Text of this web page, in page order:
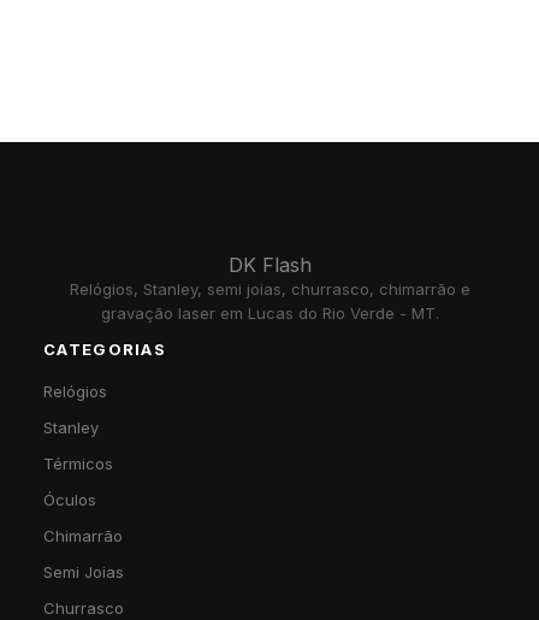
DK Flash
Relógios, Stanley, semi joias, churrasco, chimarrão e
gravação laser em Lucas do Rio Verde - MT.
CATEGORIAS
Relógios
Stanley
Térmicos
Óculos
Chimarrão
Semi Joias
Churrasco